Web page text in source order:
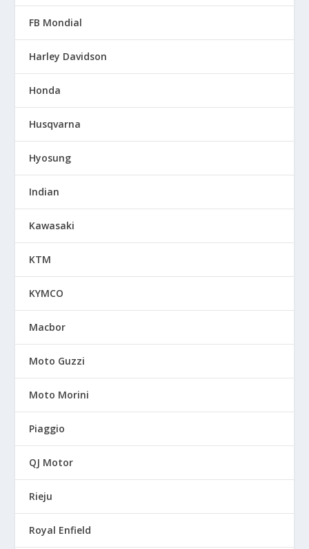
FB Mondial
Harley Davidson
Honda
Husqvarna
Hyosung
Indian
Kawasaki
KTM
KYMCO
Macbor
Moto Guzzi
Moto Morini
Piaggio
QJ Motor
Rieju
Royal Enfield